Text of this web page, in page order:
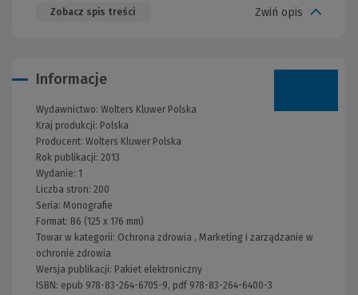
Zobacz spis treści Zwiń opis
Informacje
Wydawnictwo: Wolters Kluwer Polska
Kraj produkcji: Polska
Producent: Wolters Kluwer Polska
Rok publikacji: 2013
Wydanie: 1
Liczba stron: 200
Seria: Monografie
Format: B6 (125 x 176 mm)
Towar w kategorii: Ochrona zdrowia , Marketing i zarządzanie w
ochronie zdrowia
Wersja publikacji: Pakiet elektroniczny
ISBN: epub 978-83-264-6705-9, pdf 978-83-264-6400-3